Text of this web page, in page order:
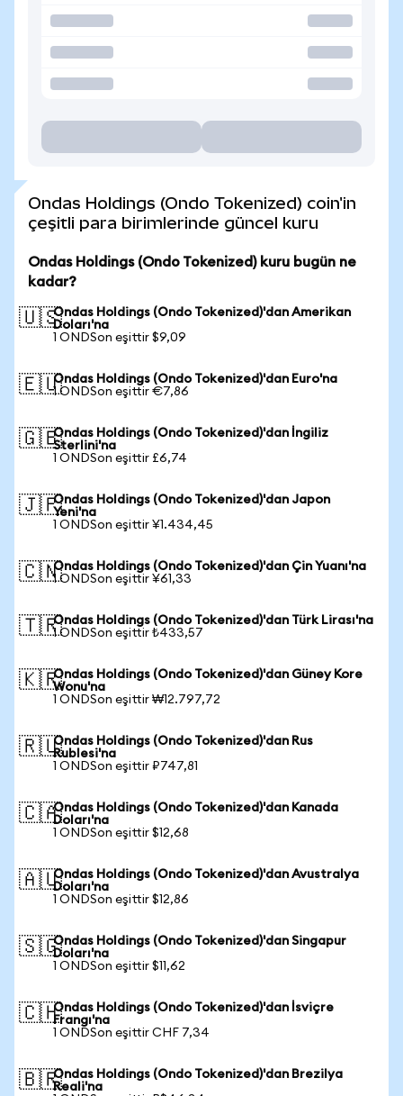
Ondas Holdings (Ondo Tokenized) coin'in
çeşitli para birimlerinde güncel kuru
Ondas Holdings (Ondo Tokenized) kuru bugün ne
kadar?
🇺🇸Ondas Holdings (Ondo Tokenized)'dan Amerikan
Doları'na
1 ONDSon eşittir $9,09
🇪🇺Ondas Holdings (Ondo Tokenized)'dan Euro'na
1 ONDSon eşittir €7,86
🇬🇧Ondas Holdings (Ondo Tokenized)'dan İngiliz
Sterlini'na
1 ONDSon eşittir £6,74
🇯🇵Ondas Holdings (Ondo Tokenized)'dan Japon
Yeni'na
1 ONDSon eşittir ¥1.434,45
🇨🇳Ondas Holdings (Ondo Tokenized)'dan Çin Yuanı'na
1 ONDSon eşittir ¥61,33
🇹🇷Ondas Holdings (Ondo Tokenized)'dan Türk Lirası'na
1 ONDSon eşittir ₺433,57
🇰🇷Ondas Holdings (Ondo Tokenized)'dan Güney Kore
Wonu'na
1 ONDSon eşittir ₩12.797,72
🇷🇺Ondas Holdings (Ondo Tokenized)'dan Rus
Rublesi'na
1 ONDSon eşittir ₽747,81
🇨🇦Ondas Holdings (Ondo Tokenized)'dan Kanada
Doları'na
1 ONDSon eşittir $12,68
🇦🇺Ondas Holdings (Ondo Tokenized)'dan Avustralya
Doları'na
1 ONDSon eşittir $12,86
🇸🇬Ondas Holdings (Ondo Tokenized)'dan Singapur
Doları'na
1 ONDSon eşittir $11,62
🇨🇭Ondas Holdings (Ondo Tokenized)'dan İsviçre
Frangı'na
1 ONDSon eşittir CHF 7,34
🇧🇷Ondas Holdings (Ondo Tokenized)'dan Brezilya
Reali'na